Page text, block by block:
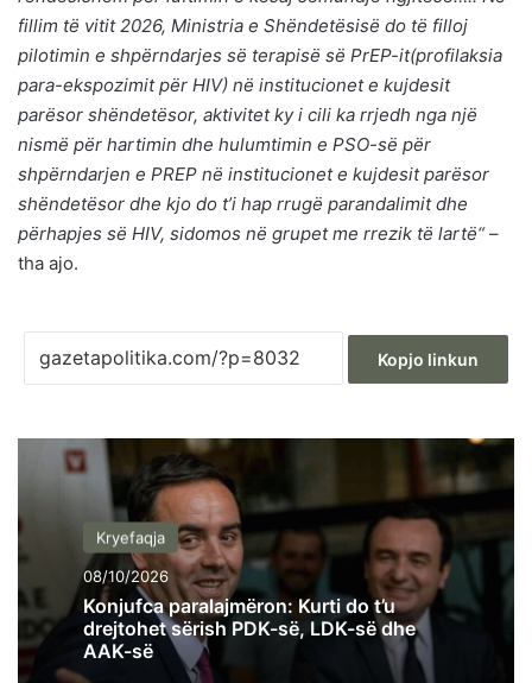
fillim të vitit 2026, Ministria e Shëndetësisë do të filloj
pilotimin e shpërndarjes së terapisë së PrEP-it(profilaksia
para-ekspozimit për HIV) në institucionet e kujdesit
parësor shëndetësor, aktivitet ky i cili ka rrjedh nga një
nismë për hartimin dhe hulumtimin e PSO-së për
shpërndarjen e PREP në institucionet e kujdesit parësor
shëndetësor dhe kjo do t’i hap rrugë parandalimit dhe
përhapjes së HIV, sidomos në grupet me rrezik të lartë“–
tha ajo.
Kopjo linkun
Kryefaqja
08/10/2026
Konjufca paralajmëron: Kurti do t’u
drejtohet sërish PDK-së, LDK-së dhe
AAK-së